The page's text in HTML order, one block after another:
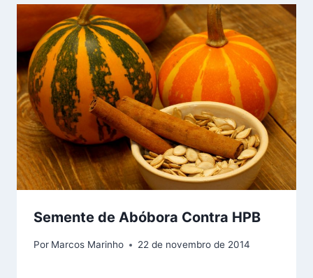
Semente de Abóbora Contra HPB
Por Marcos Marinho 22 de novembro de 2014